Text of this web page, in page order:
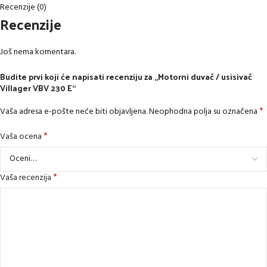
Recenzije (0)
Recenzije
Još nema komentara.
Budite prvi koji će napisati recenziju za „Motorni duvač / usisivač
Villager VBV 230 E“
Vaša adresa e-pošte neće biti objavljena.Neophodna polja su označena*
Vaša ocena*
Vaša recenzija*